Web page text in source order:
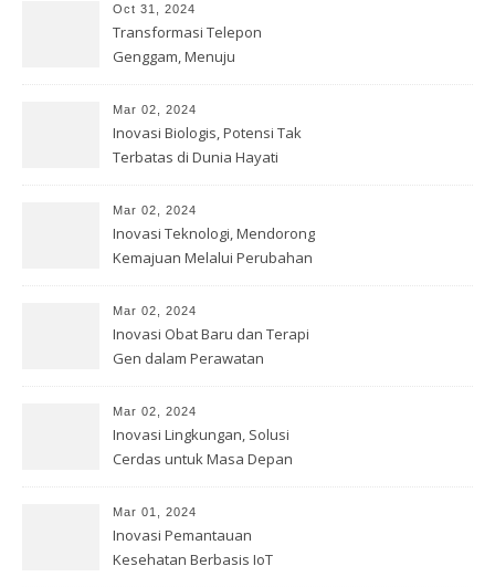
Oct 31, 2024
Transformasi Telepon
Genggam, Menuju
Mar 02, 2024
Inovasi Biologis, Potensi Tak
Terbatas di Dunia Hayati
Mar 02, 2024
Inovasi Teknologi, Mendorong
Kemajuan Melalui Perubahan
Mar 02, 2024
Inovasi Obat Baru dan Terapi
Gen dalam Perawatan
Mar 02, 2024
Inovasi Lingkungan, Solusi
Cerdas untuk Masa Depan
Mar 01, 2024
Inovasi Pemantauan
Kesehatan Berbasis IoT